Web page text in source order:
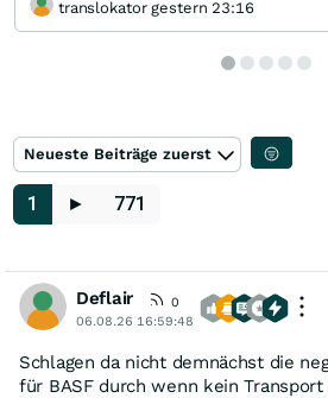
translokator gestern 23:16
Neueste Beiträge zuerst
1 ► 771
Deflair
0
06.08.26 16:59:48
Schlagen da nicht demnächst die
für BASF durch wenn kein